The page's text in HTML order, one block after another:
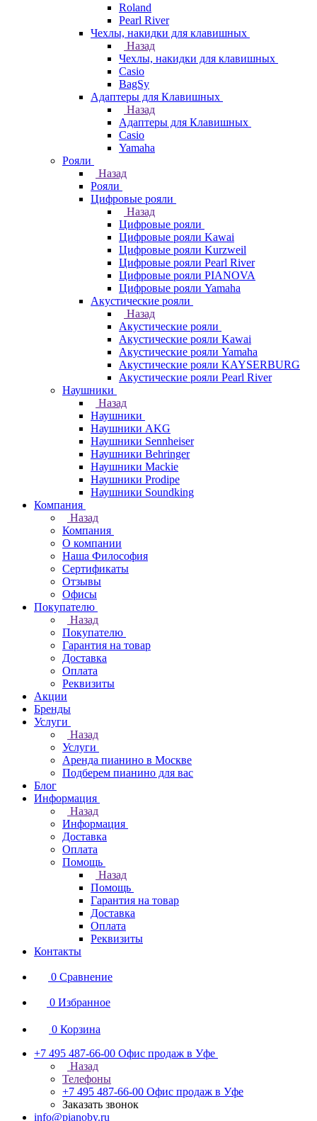
Roland
Pearl River
Чехлы, накидки для клавишных
Назад
Чехлы, накидки для клавишных
Casio
BagSy
Адаптеры для Клавишных
Назад
Адаптеры для Клавишных
Casio
Yamaha
Рояли
Назад
Рояли
Цифровые рояли
Назад
Цифровые рояли
Цифровые рояли Kawai
Цифровые рояли Kurzweil
Цифровые рояли Pearl River
Цифровые рояли PIANOVA
Цифровые рояли Yamaha
Акустические рояли
Назад
Акустические рояли
Акустические рояли Kawai
Акустические рояли Yamaha
Акустические рояли KAYSERBURG
Акустические рояли Pearl River
Наушники
Назад
Наушники
Наушники AKG
Наушники Sennheiser
Наушники Behringer
Наушники Mackie
Наушники Prodipe
Наушники Soundking
Компания
Назад
Компания
О компании
Наша Философия
Сертификаты
Отзывы
Офисы
Покупателю
Назад
Покупателю
Гарантия на товар
Доставка
Оплата
Реквизиты
Акции
Бренды
Услуги
Назад
Услуги
Аренда пианино в Москве
Подберем пианино для вас
Блог
Информация
Назад
Информация
Доставка
Оплата
Помощь
Назад
Помощь
Гарантия на товар
Доставка
Оплата
Реквизиты
Контакты
0 Сравнение
0 Избранное
0 Корзина
+7 495 487-66-00 Офис продаж в Уфе
Назад
Телефоны
+7 495 487-66-00 Офис продаж в Уфе
Заказать звонок
info@pianoby.ru